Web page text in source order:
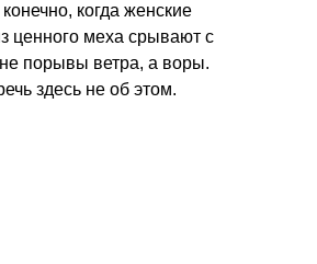
когда женские
ценного меха срывают с
порывы ветра, а воры.
здесь не об этом.